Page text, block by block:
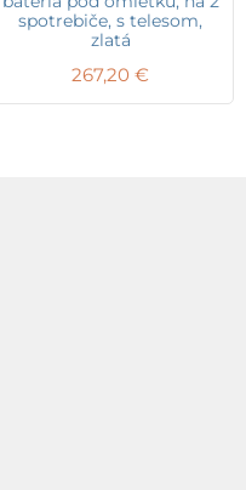
spotrebiče, s telesom,
zlatá
267,20 €